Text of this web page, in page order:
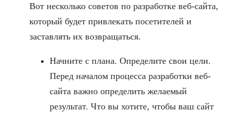
Вот несколько советов по разработке веб-сайта,
который будет привлекать посетителей и
заставлять их возвращаться.
Начните с плана. Определите свои цели.
Перед началом процесса разработки веб-
сайта важно определить желаемый
результат. Что вы хотите, чтобы ваш сайт